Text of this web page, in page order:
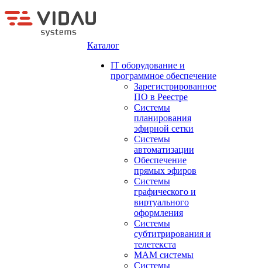
Каталог
IT оборудование и
программное обеспечение
Зарегистрированное
ПО в Реестре
Системы
планирования
эфирной сетки
Системы
автоматизации
Обеспечение
прямых эфиров
Системы
графического и
виртуального
оформления
Системы
субтитрирования и
телетекста
MAM системы
Системы